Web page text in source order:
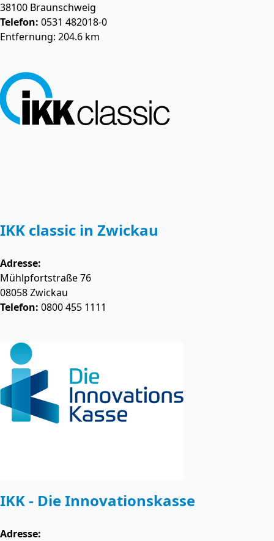
38100 Braunschweig
Telefon: 0531 482018-0
Entfernung: 204.6 km
IKK classic in Zwickau
Adresse:
Mühlpfortstraße 76
08058Zwickau
Telefon: 0800 455 1111
IKK - Die Innovationskasse
Adresse: